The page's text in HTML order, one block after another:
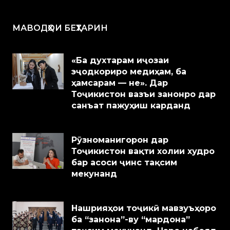
МАВОДҲОИ БЕҲТАРИН
«Ба духтарам иҷозаи
эҷодкориро медиҳам, ба
ҳамсарам — не». Дар
Тоҷикистон вазъи занонро дар
санъат пажуҳиш карданд
Рӯзноманигорон дар
Тоҷикистон вақти холии худро
бар асоси ҷинс тақсим
мекунанд
Нашрияҳои тоҷикӣ мавзуъҳоро
ба “занона”-ву “мардона”